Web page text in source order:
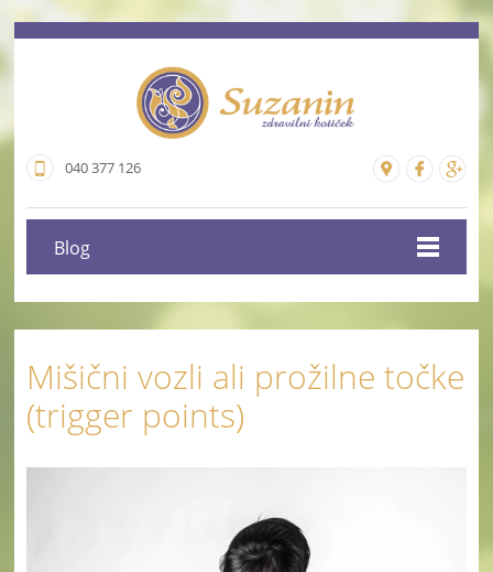
040 377 126
Blog
Mišični vozli ali prožilne točke
(trigger points)